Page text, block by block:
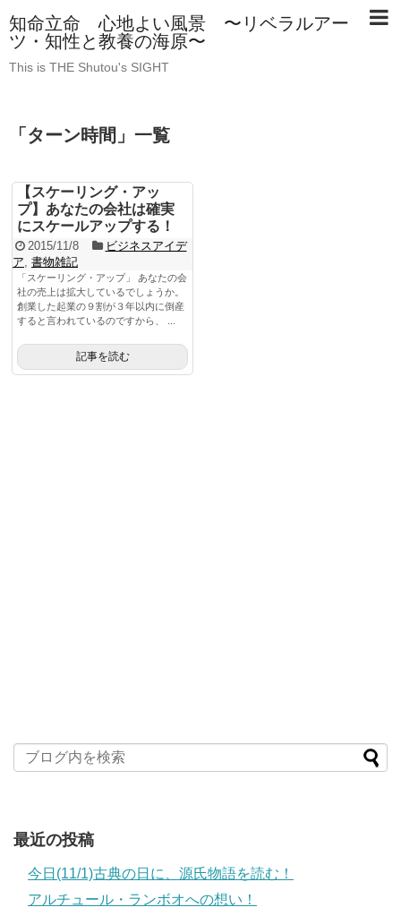
知命立命 心地よい風景 〜リベラルアー
ツ・知性と教養の海原〜
This is THE Shutou's SIGHT
「 ターン時間 」 一覧
【スケーリング・アッ
プ】あなたの会社は確実
にスケールアップする！
2015/11/8
ビジネスアイデ
ア 書物雑記
「スケーリング・アップ」 あなたの会
社の売上は拡大しているでしょうか。
創業した起業の９割が３年以内に倒産
すると言われているのですから、 ...
記事を読む
最近の投稿
今日(11/1)古典の日に、源氏物語を読む！
アルチュール・ランボオへの想い！